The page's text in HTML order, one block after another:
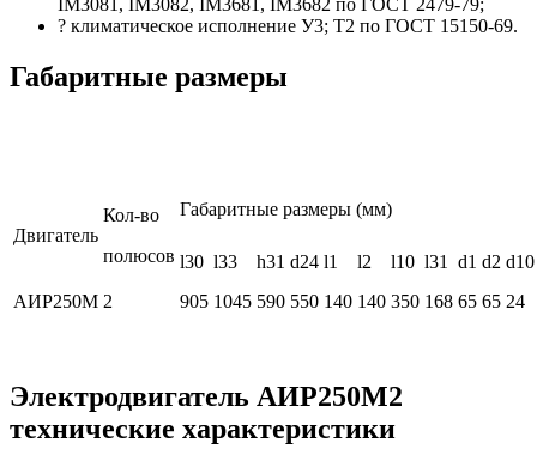
IM3081, IM3082, IM3681, IM3682 по ГОСТ 2479-79;
? климатическое исполнение У3; Т2 по ГОСТ 15150-69.
Габаритные размеры
Двигатель
Кол-во
полюсов
Габаритные размеры (мм)
l30 l33 h31 d24 l1 l2 l10 l31 d1 d2 d10
AИР250М 2 905 1045 590 550 140 140 350 168 65 65 24
Электродвигатель АИР250М2
технические характеристики